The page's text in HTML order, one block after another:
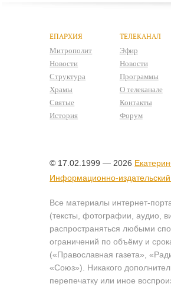
ЕПАРХИЯ
Митрополит
Новости
Структура
Храмы
Святые
История
ТЕЛЕКАНАЛ
Эфир
Новости
Программы
О телеканале
Контакты
Форум
© 17.02.1999 — 2026
Информационно-
Все материалы интернет-
(тексты, фотографии, аудио,
распространяться любыми
ограничений по объёму и
(«Православная газета»,
«Союз»). Никакого
перепечатку или иное